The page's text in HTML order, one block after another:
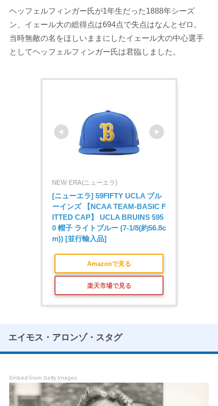
ヘッフェルフィンガー氏が1年生だった1888年シーズ
ン、イェール大の総得点は694点で失点はなんとゼロ。
当時無敵の名をほしいままにしたイェール大の中心選手
としてヘッフェルフィンガー氏は君臨しました。
NEW ERA(ニューエラ)
[ニューエラ] 59FIFTY UCLA ブル
ーインズ 【NCAA TEAM-BASIC F
ITTED CAP】 UCLA BRUINS 595
0 帽子 ライトブルー (7-1/8(約56.8c
m)) [並行輸入品]
Amazonで見る
楽天市場で見る
エイモス・アロンゾ・スタグ
Embed from Getty Images